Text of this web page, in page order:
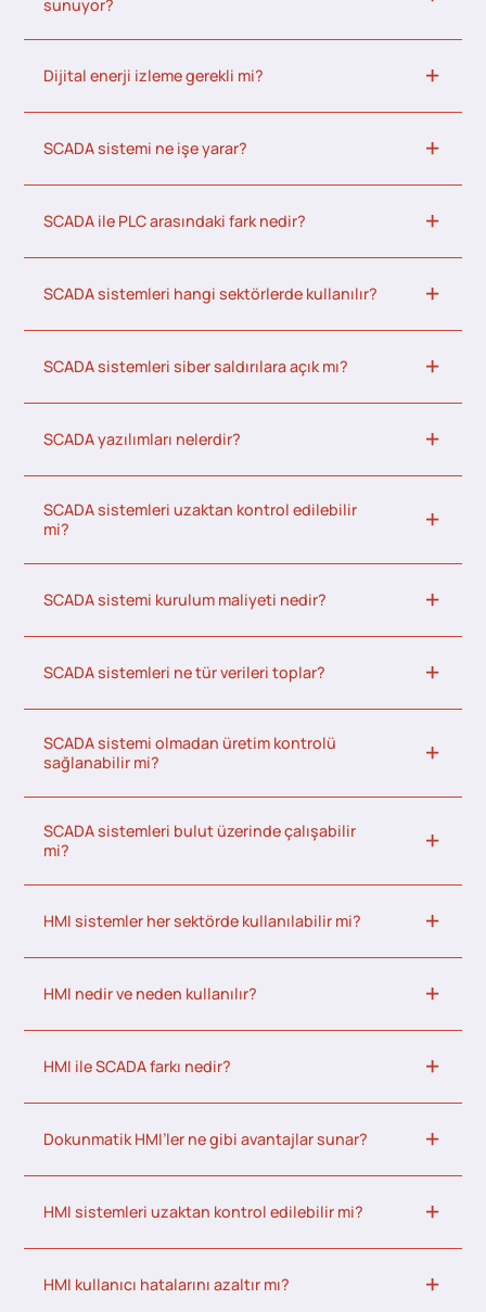
sunuyor?
Dijital enerji izleme gerekli mi?
SCADA sistemi ne işe yarar?
SCADA ile PLC arasındaki fark nedir?
SCADA sistemleri hangi sektörlerde kullanılır?
SCADA sistemleri siber saldırılara açık mı?
SCADA yazılımları nelerdir?
SCADA sistemleri uzaktan kontrol edilebilir
mi?
SCADA sistemi kurulum maliyeti nedir?
SCADA sistemleri ne tür verileri toplar?
SCADA sistemi olmadan üretim kontrolü
sağlanabilir mi?
SCADA sistemleri bulut üzerinde çalışabilir
mi?
HMI sistemler her sektörde kullanılabilir mi?
HMI nedir ve neden kullanılır?
HMI ile SCADA farkı nedir?
Dokunmatik HMI’ler ne gibi avantajlar sunar?
HMI sistemleri uzaktan kontrol edilebilir mi?
HMI kullanıcı hatalarını azaltır mı?